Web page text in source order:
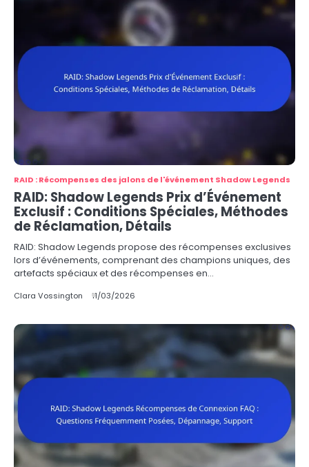
RAID : Récompenses des jalons de l'événement Shadow Legends
RAID: Shadow Legends Prix d’Événement
Exclusif : Conditions Spéciales, Méthodes
de Réclamation, Détails
RAID: Shadow Legends propose des récompenses exclusives
lors d’événements, comprenant des champions uniques, des
artefacts spéciaux et des récompenses en…
Clara Vossington 11/03/2026